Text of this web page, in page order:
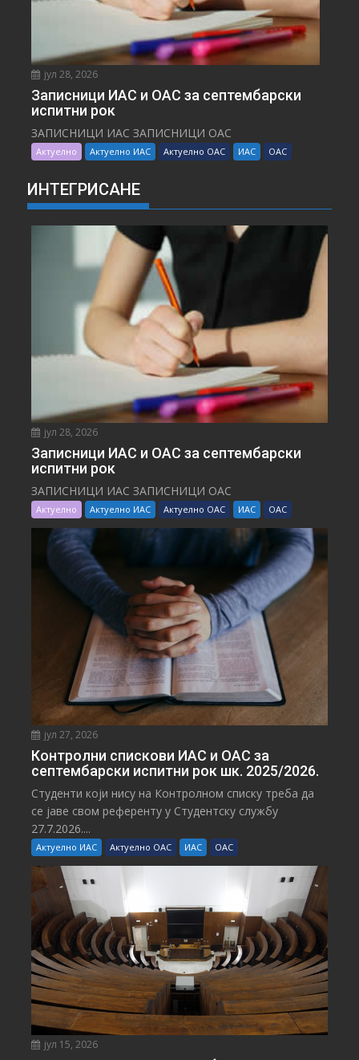
јул 28, 2026
Записници ИАС и ОАС за септембарски
испитни рок
ЗАПИСНИЦИ ИАС ЗАПИСНИЦИ ОАС
Актуелно Актуелно ИАС Актуелно ОАС ИАС ОАС
ИНТЕГРИСАНЕ
јул 28, 2026
Записници ИАС и ОАС за септембарски
испитни рок
ЗАПИСНИЦИ ИАС ЗАПИСНИЦИ ОАС
Актуелно Актуелно ИАС Актуелно ОАС ИАС ОАС
јул 27, 2026
Контролни спискови ИАС и ОАС за
септембарски испитни рок шк. 2025/2026.
Студенти који нису на Контролном списку треба да
се јаве свом референту у Студентску службу
27.7.2026....
Актуелно ИАС Актуелно ОАС ИАС ОАС
јул 15, 2026